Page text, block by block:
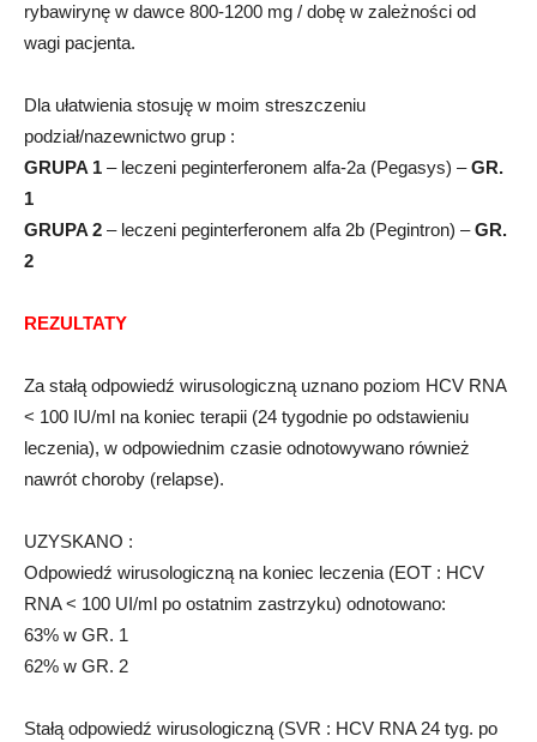
rybawirynę w dawce 800-1200 mg / dobę w zależności od
wagi pacjenta.
Dla ułatwienia stosuję w moim streszczeniu
podział/nazewnictwo grup :
GRUPA 1 – leczeni peginterferonem alfa-2a (Pegasys) –GR.
1
GRUPA 2 – leczeni peginterferonem alfa 2b (Pegintron) –GR.
2
REZULTATY
Za stałą odpowiedź wirusologiczną uznano poziom HCV RNA
< 100 IU/ml na koniec terapii (24 tygodnie po odstawieniu
leczenia), w odpowiednim czasie odnotowywano również
nawrót choroby (relapse).
UZYSKANO :
Odpowiedź wirusologiczną na koniec leczenia (EOT : HCV
RNA < 100 UI/ml po ostatnim zastrzyku) odnotowano:
63% w GR. 1
62% w GR. 2
Stałą odpowiedź wirusologiczną (SVR : HCV RNA 24 tyg. po